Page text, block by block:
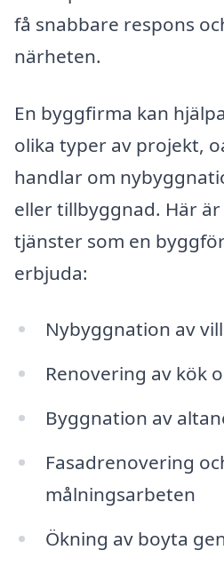
få snabbare respons
närheten.
En byggfirma kan
olika typer av projekt,
handlar om
eller tillbyggnad. Här
tjänster som en
erbjuda:
Nybyggnation av
Renovering av kök
Byggnation av
Fasadrenovering
målningsarbeten
Ökning av boyta